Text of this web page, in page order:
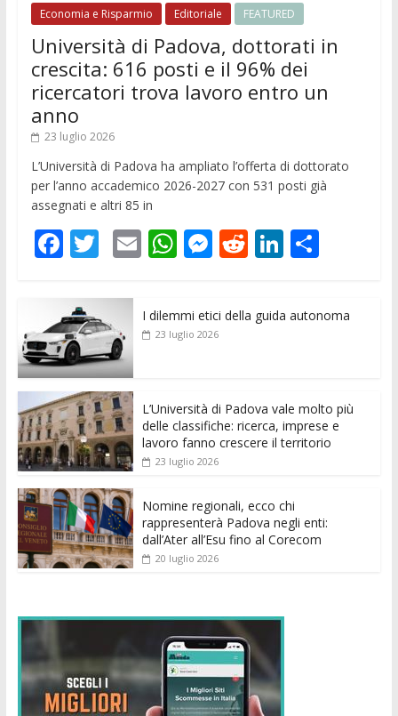
Economia e Risparmio Editoriale FEATURED
Università di Padova, dottorati in
crescita: 616 posti e il 96% dei
ricercatori trova lavoro entro un
anno
23 luglio 2026
L’Università di Padova ha ampliato l’offerta di dottorato
per l’anno accademico 2026-2027 con 531 posti già
assegnati e altri 85 in
F
e
b
o
o
k
T
itt
er
E
ai
l
W
s
p
M
ss
e
er
R
di
Li
e
C
di
I dilemmi etici della guida autonoma
23 luglio 2026
L’Università di Padova vale molto più
delle classifiche: ricerca, imprese e
lavoro fanno crescere il territorio
23 luglio 2026
Nomine regionali, ecco chi
rappresenterà Padova negli enti:
dall’Ater all’Esu fino al Corecom
20 luglio 2026